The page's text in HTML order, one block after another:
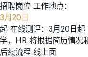
招聘岗位 工作地点：
3月20日
起 在线测评：3月20日起
学，HR 将根据简历情况
后续流程 线上面